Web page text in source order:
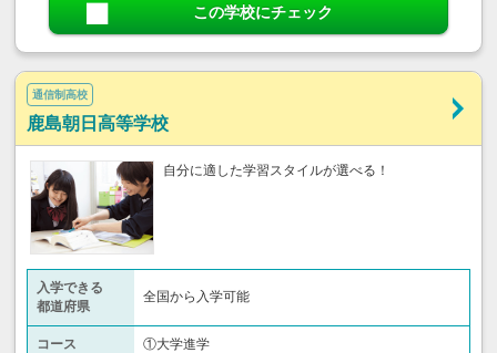
この学校にチェック
通信制高校
鹿島朝日高等学校
自分に適した学習スタイルが選べる！
入学できる
都道府県
全国から入学可能
コース
①大学進学